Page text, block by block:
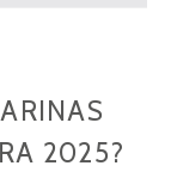
2025?